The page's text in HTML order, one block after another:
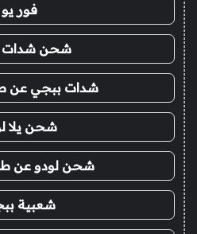
فور يو
شحن شدات
شدات ببجي عن
شحن يلا
شحن لودو عن
شعبية